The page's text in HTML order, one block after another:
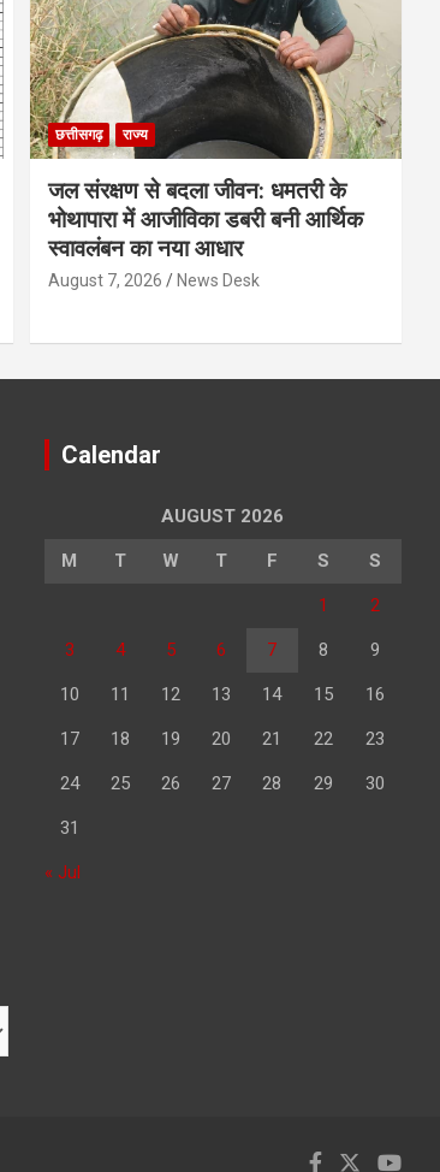
छत्तीसगढ़ राज्य
जल संरक्षण से बदला जीवन: धमतरी के
भोथापारा में आजीविका डबरी बनी आर्थिक
स्वावलंबन का नया आधार
August 7, 2026 News Desk
Calendar
AUGUST 2026
M T W T F S S
1 2
3 4 5 6 7 8 9
10 11 12 13 14 15 16
17 18 19 20 21 22 23
24 25 26 27 28 29 30
31
« Jul